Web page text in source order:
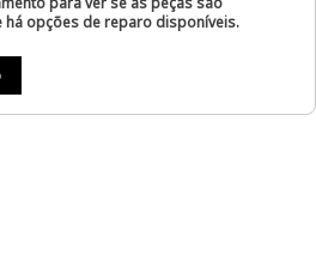
há opções de reparo disponíveis.